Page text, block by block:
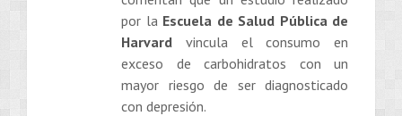
por la Escuela de Salud Pública de
Harvard vincula el consumo en
exceso de carbohidratos con un
mayor riesgo de ser diagnosticado
con depresión.